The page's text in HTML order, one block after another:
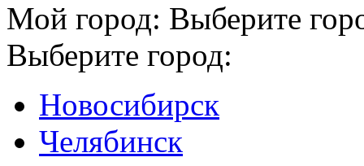
Мой город: Выберите
Выберите город:
Новосибирск
Челябинск